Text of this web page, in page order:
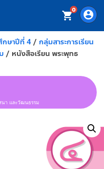
account_circle
shopping_cart0
กษาปีที่ 4/ กลุ่มสาระการเรียน
/ หนังสือเรียน พระพุทธ
นา และวัฒนธรรม